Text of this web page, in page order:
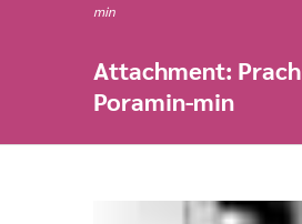
min
Attachment: Prach
Poramin-min